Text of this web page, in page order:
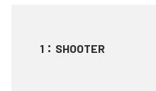
1 ： SHOOTER